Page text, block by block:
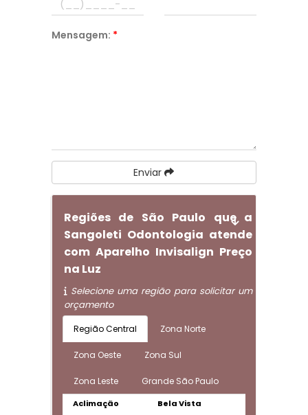
Mensagem: *
Enviar
Regiões de São Paulo que a
Sangoleti Odontologia atende
com Aparelho Invisalign Preço
na Luz
Selecione uma região para solicitar um
orçamento
Região Central Zona Norte
Zona Oeste Zona Sul
Zona Leste Grande São Paulo
Aclimação
Bela Vista